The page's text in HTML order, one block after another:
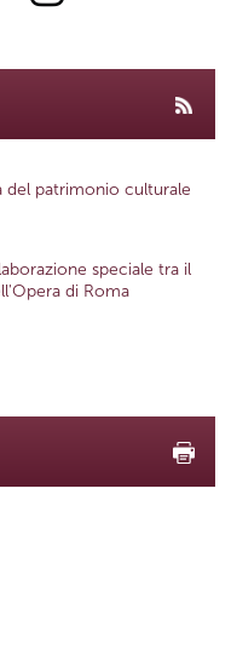
del patrimonio culturale
speciale tra il
di Roma